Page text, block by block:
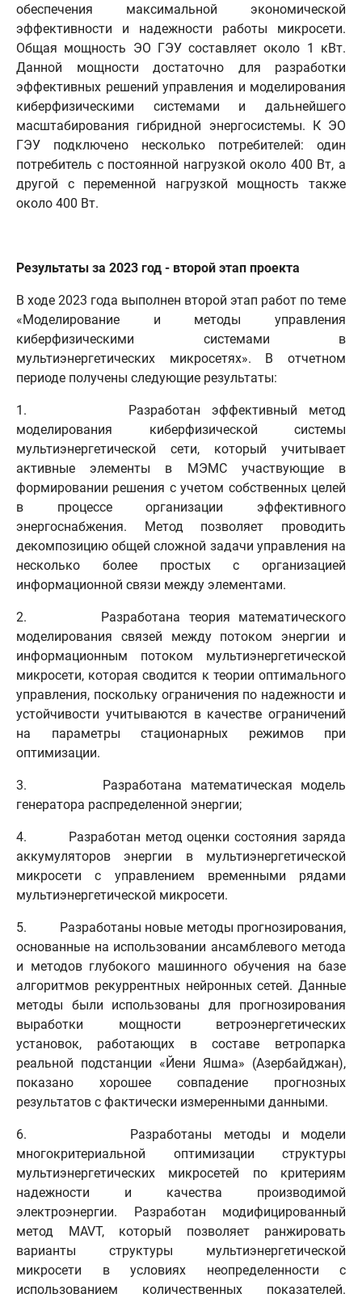
обеспечения максимальной экономической
эффективности и надежности работы микросети.
Общая мощность ЭО ГЭУ составляет около 1 кВт.
Данной мощности достаточно для разработки
эффективных решений управления и моделирования
киберфизическими системами и дальнейшего
масштабирования гибридной энергосистемы. К ЭО
ГЭУ подключено несколько потребителей: один
потребитель с постоянной нагрузкой около 400 Вт, а
другой с переменной нагрузкой мощность также
около 400 Вт.
Результаты за 2023 год - второй этап проекта
В ходе 2023 года выполнен второй этап работ по теме
«Моделирование и методы управления
киберфизическими системами в
мультиэнергетических микросетях». В отчетном
периоде получены следующие результаты:
1. Разработан эффективный метод
моделирования киберфизической системы
мультиэнергетической сети, который учитывает
активные элементы в МЭМС участвующие в
формировании решения с учетом собственных целей
в процессе организации эффективного
энергоснабжения. Метод позволяет проводить
декомпозицию общей сложной задачи управления на
несколько более простых с организацией
информационной связи между элементами.
2. Разработана теория математического
моделирования связей между потоком энергии и
информационным потоком мультиэнергетической
микросети, которая сводится к теории оптимального
управления, поскольку ограничения по надежности и
устойчивости учитываются в качестве ограничений
на параметры стационарных режимов при
оптимизации.
3. Разработана математическая модель
генератора распределенной энергии;
4. Разработан метод оценки состояния заряда
аккумуляторов энергии в мультиэнергетической
микросети с управлением временными рядами
мультиэнергетической микросети.
5. Разработаны новые методы прогнозирования,
основанные на использовании ансамблевого метода
и методов глубокого машинного обучения на базе
алгоритмов рекуррентных нейронных сетей. Данные
методы были использованы для прогнозирования
выработки мощности ветроэнергетических
установок, работающих в составе ветропарка
реальной подстанции «Йени Яшма» (Азербайджан),
показано хорошее совпадение прогнозных
результатов с фактически измеренными данными.
6. Разработаны методы и модели
многокритериальной оптимизации структуры
мультиэнергетических микросетей по критериям
надежности и качества производимой
электроэнергии. Разработан модифицированный
метод MAVT, который позволяет ранжировать
варианты структуры мультиэнергетической
микросети в условиях неопределенности с
использованием количественных показателей.